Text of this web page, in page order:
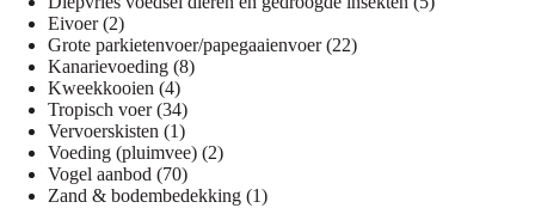
Eivoer 22
producten
Grote parkietenvoer/papegaaienvoer 2222
Kanarievoeding 88
Kweekkooien 44
producten
Tropisch voer 3434
producten
Vervoerskisten 11
product
Voeding (pluimvee) 22
Vogel aanbod 7070
producten
Zand & bodembedekking 11